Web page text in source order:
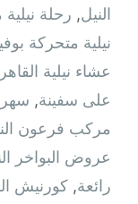
النيل, رحلة
نيلية متحركة
عشاء نيلية
على سفينة,
مركب فرعون
عروض البواخر
رائعة, كورنيش